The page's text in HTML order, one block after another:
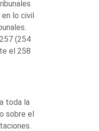
lo civil
(254
el 258
toda la
sobre el